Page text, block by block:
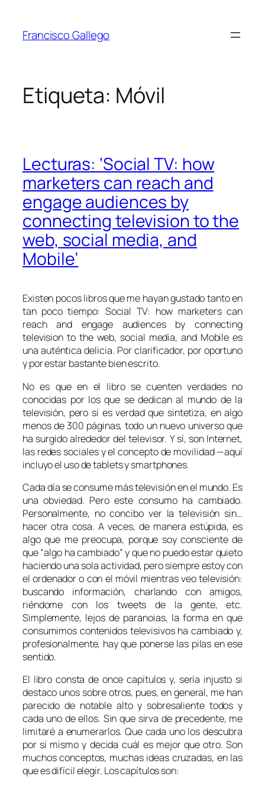
contenido
Francisco Gallego
Etiqueta: Móvil
Lecturas: ‘Social TV: how
marketers can reach and
engage audiences by
connecting television to the
web, social media, and
Mobile’
Existen pocos libros que me hayan gustado tanto en
tan poco tiempo: Social TV: how marketers can
reach and engage audiences by connecting
television to the web, social media, and Mobilees
una auténtica delicia. Por clarificador, por oportuno
y por estar bastante bien escrito.
No es que en el libro se cuenten verdades no
conocidas por los que se dedican al mundo de la
televisión, pero sí es verdad que sintetiza, en algo
menos de 300 páginas, todo un nuevo universo que
ha surgido alrededor del televisor. Y sí, son Internet,
las redes sociales y el concepto de movilidad —aquí
incluyo el uso detabletsysmartphones.
Cada día se consume más televisión en el mundo. Es
una obviedad. Pero este consumo ha cambiado.
Personalmente, no concibo ver la televisión sin…
hacer otra cosa. A veces, de manera estúpida, es
algo que me preocupa, porque soy consciente de
que “algo ha cambiado” y que no puedo estar quieto
haciendo una sola actividad, pero siempre estoy con
el ordenador o con el móvil mientras veo televisión:
buscando información, charlando con amigos,
riéndome con los tweets de la gente, etc.
Simplemente, lejos de paranoias, la forma en que
consumimos contenidos televisivos ha cambiado y,
profesionalmente, hay que ponerse las pilas en ese
sentido.
El libro consta de once capítulos y, sería injusto si
destaco unos sobre otros, pues, en general, me han
parecido de notable alto y sobresaliente todos y
cada uno de ellos. Sin que sirva de precedente, me
limitaré a enumerarlos. Que cada uno los descubra
por sí mismo y decida cuál es mejor que otro. Son
muchos conceptos, muchas ideas cruzadas, en las
que es difícil elegir. Los capítulos son: